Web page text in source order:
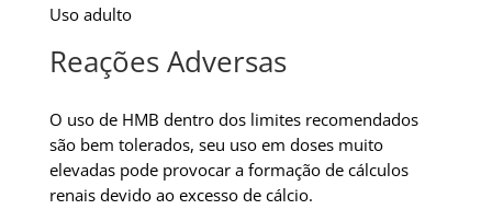
Uso adulto
Reações Adversas
O uso de HMB dentro dos limites recomendados
são bem tolerados, seu uso em doses muito
elevadas pode provocar a formação de cálculos
renais devido ao excesso de cálcio.